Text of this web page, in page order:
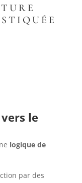
le
logique de
par des